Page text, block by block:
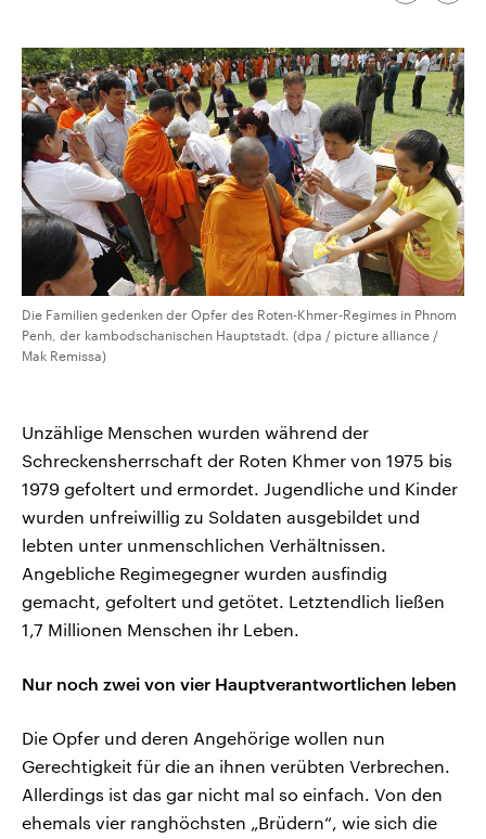
Die Familien gedenken der Opfer des Roten-Khmer-Regimes in Phnom
Penh, der kambodschanischen Hauptstadt. (dpa / picture alliance /
Mak Remissa)
Unzählige Menschen wurden während der
Schreckensherrschaft der Roten Khmer von 1975 bis
1979 gefoltert und ermordet. Jugendliche und Kinder
wurden unfreiwillig zu Soldaten ausgebildet und
lebten unter unmenschlichen Verhältnissen.
Angebliche Regimegegner wurden ausfindig
gemacht, gefoltert und getötet. Letztendlich ließen
1,7 Millionen Menschen ihr Leben.
Nur noch zwei von vier Hauptverantwortlichen leben
Die Opfer und deren Angehörige wollen nun
Gerechtigkeit für die an ihnen verübten Verbrechen.
Allerdings ist das gar nicht mal so einfach. Von den
ehemals vier ranghöchsten „Brüdern“, wie sich die